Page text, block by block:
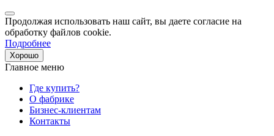
Продолжая использовать наш сайт, вы даете согласие на
обработку файлов cookie.
Подробнее
Хорошо
Главное меню
Где купить?
О фабрике
Бизнес-клиентам
Контакты